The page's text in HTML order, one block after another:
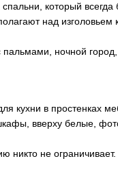
который всегда
над
пальмами, ночной
кухни в простенках
вверху белые,
никто не ограничивает.